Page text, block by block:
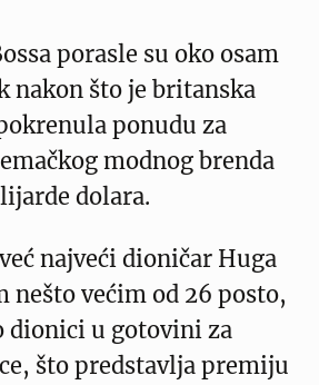
porasle su oko osam
nakon što je britanska
ponudu za
modnog brenda
dolara.
najveći dioničar Huga
nešto većim od 26 posto,
dionici u gotovini za
što predstavlja premiju